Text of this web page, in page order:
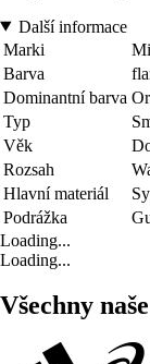
Další informace
Marki
Barva
Dominantní barva
Typ
Věk
Rozsah
Hlavní materiál
Podrážka
Loading...
Loading...
Všechny